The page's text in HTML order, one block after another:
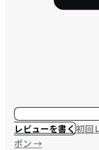
レビューを書く初回
ポン→